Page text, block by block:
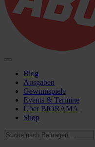
Blog
Ausgaben
Gewinnspiele
Events & Termine
Über BIORAMA
Shop